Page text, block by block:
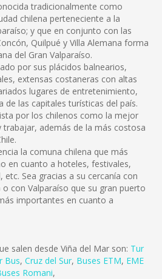
tradicionalmente como
chilena perteneciente a la
y que en conjunto con las
Quilpué y Villa Alemana forma
del Gran Valparaíso.
por sus plácidos balnearios,
extensas costaneras con altas
lugares de entretenimiento,
de las capitales turísticas del país.
por los chilenos como la mejor
trabajar, además de la más costosa
la comuna chilena que más
en cuanto a hoteles, festivales,
Sea gracias a su cercanía con
con Valparaíso que su gran puerto
importantes en cuanto a
salen desde Viña del Mar son: Tur
Bus, Cruz del Sur, Buses ETM, EME
Romani,